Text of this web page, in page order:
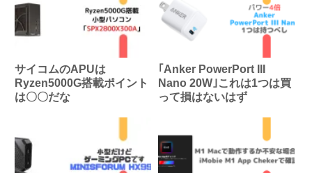
サイコムのAPUは
Ryzen5000G搭載ポイント
は〇〇だな
｢Anker PowerPort III
Nano 20W｣これは1つは買
って損はないはず